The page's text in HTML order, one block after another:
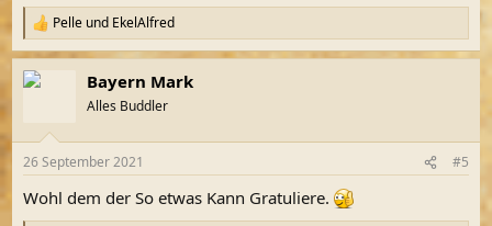
R
e
a
k
e
:
Pelle und EkelAlfred
Bayern Mark
Alles Buddler
26 September 2021 #5
Wohl dem der So etwas Kann Gratuliere.